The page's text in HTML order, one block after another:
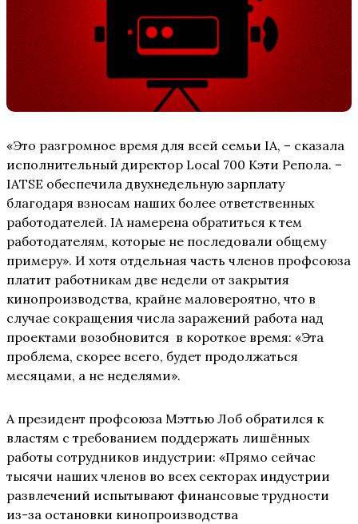
«Это разгромное время для всей семьи IA, – сказала
исполнительный директор Local 700 Кэти Репола. –
IATSE обеспечила двухнедельную зарплату
благодаря взносам наших более ответственных
работодателей. IA намерена обратиться к тем
работодателям, которые не последовали общему
примеру». И хотя отдельная часть членов профсоюза
платит работникам две недели от закрытия
кинопроизводства, крайне маловероятно, что в
случае сокращения числа заражений работа над
проектами возобновится в короткое время: «Эта
проблема, скорее всего, будет продолжаться
месяцами, а не неделями».
А президент профсоюза Мэттью Лоб обратился к
властям с требованием поддержать лишённых
работы сотрудников индустрии: «Прямо сейчас
тысячи наших членов во всех секторах индустрии
развлечений испытывают финансовые трудности
из-за остановки кинопроизводства